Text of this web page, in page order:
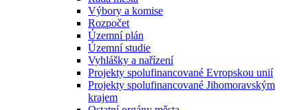
Výbory a komise
Rozpočet
Územní plán
Územní studie
Vyhlášky a nařízení
Projekty spolufinancované Evropskou unií
Projekty spolufinancované Jihomoravským
krajem